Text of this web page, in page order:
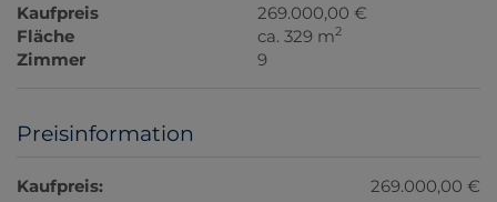
Kaufpreis
269.000,00 €
Fläche
ca. 329 m2
Zimmer 9
Preisinformation
Kaufpreis:
269.000,00 €